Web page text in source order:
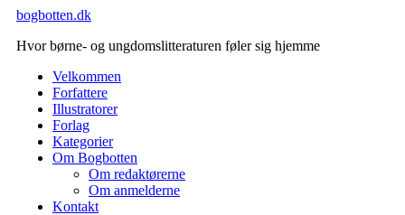
Videre
indhold
bogbotten.dk
Hvor børne- og ungdomslitteraturen føler sig hjemme
Velkommen
Forfattere
Illustratorer
Forlag
Kategorier
Om Bogbotten
Om redaktørerne
Om anmelderne
Kontakt